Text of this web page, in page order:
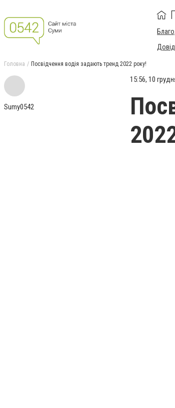
Головна Посвідчення водія задають тренд 2022 року!
Sumy0542
15:56, 10